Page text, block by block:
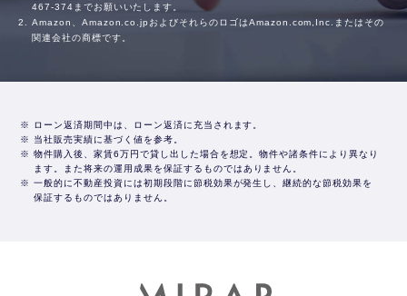
467-374 までお願いいたします。
Amazon、Amazon.co.jpおよびそれらのロゴはAmazon.com,Inc.またはその
関連会社の商標です。
※ ローン返済期間中は、ローン返済に充当されます。
※ 当社販売実績に基づく値を参考。
※ 物件購入後、家賃6万円で貸し出した場合を想定。物件や諸条件により異なり
ます。また将来の運用成果を保証するものではありません。
※ 一般的に不動産投資には初期段階に節税効果が発生し、継続的な節税効果を
保証するものではありません。